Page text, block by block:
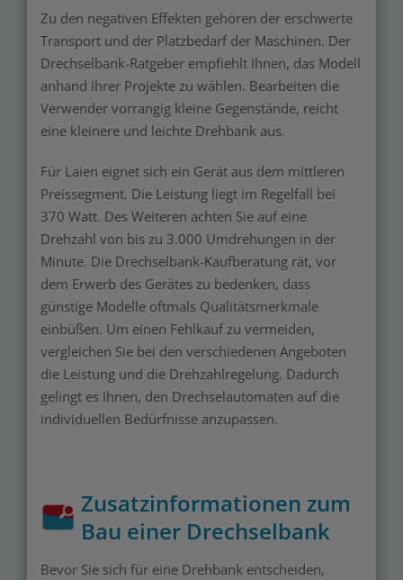
Zu den negativen Effekten gehören der erschwerte
Transport und der Platzbedarf der Maschinen. Der
Drechselbank-Ratgeber empfiehlt Ihnen, das Modell
anhand Ihrer Projekte zu wählen. Bearbeiten die
Verwender vorrangig kleine Gegenstände, reicht
eine kleinere und leichte Drehbank aus.
Für Laien eignet sich ein Gerät aus dem mittleren
Preissegment. Die Leistung liegt im Regelfall bei
370 Watt. Des Weiteren achten Sie auf eine
Drehzahl von bis zu 3.000 Umdrehungen in der
Minute. Die Drechselbank-Kaufberatung rät, vor
dem Erwerb des Gerätes zu bedenken, dass
günstige Modelle oftmals Qualitätsmerkmale
einbüßen. Um einen Fehlkauf zu vermeiden,
vergleichen Sie bei den verschiedenen Angeboten
die Leistung und die Drehzahlregelung. Dadurch
gelingt es Ihnen, den Drechselautomaten auf die
individuellen Bedürfnisse anzupassen.
Zusatzinformationen zum
Bau einer Drechselbank
Bevor Sie sich für eine Drehbank entscheiden,